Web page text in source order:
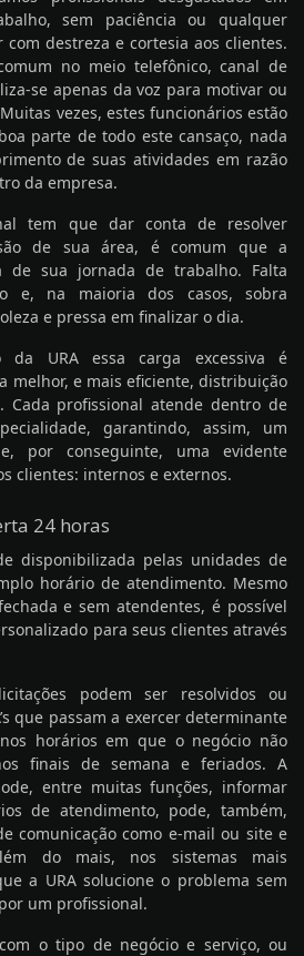
sem paciência ou qualquer
destreza e cortesia aos clientes.
no meio telefônico, canal de
se apenas da voz para motivar ou
vezes, estes funcionários estão
parte de todo este cansaço, nada
de suas atividades em razão
da empresa.
tem que dar conta de resolver
de sua área, é comum que a
de sua jornada de trabalho. Falta
e, na maioria dos casos, sobra
e pressa em finalizar o dia.
da URA essa carga excessiva é
melhor, e mais eficiente, distribuição
Cada profissional atende dentro de
garantindo, assim, um
por conseguinte, uma evidente
clientes: internos e externos.
24 horas
disponibilizada pelas unidades de
horário de atendimento. Mesmo
e sem atendentes, é possível
para seus clientes através
podem ser resolvidos ou
que passam a exercer determinante
horários em que o negócio não
finais de semana e feriados. A
entre muitas funções, informar
de atendimento, pode, também,
comunicação como e-mail ou site e
do mais, nos sistemas mais
a URA solucione o problema sem
um profissional.
o tipo de negócio e serviço, ou